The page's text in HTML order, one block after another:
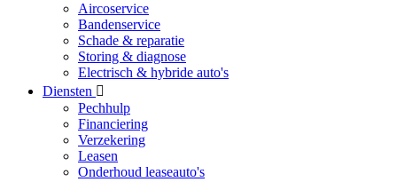
Aircoservice
Bandenservice
Schade & reparatie
Storing & diagnose
Electrisch & hybride auto's
Diensten
Pechhulp
Financiering
Verzekering
Leasen
Onderhoud leaseauto's